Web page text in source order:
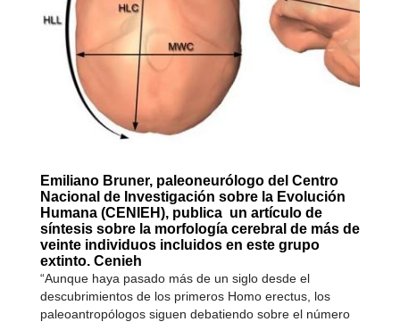
Emiliano Bruner, paleoneurólogo del Centro
Nacional de Investigación sobre la Evolución
Humana (CENIEH), publica un artículo de
síntesis sobre la morfología cerebral de más de
veinte individuos incluidos en este grupo
extinto. Cenieh
“Aunque haya pasado más de un siglo desde el
descubrimientos de los primeros Homo erectus, los
paleoantropólogos siguen debatiendo sobre el número